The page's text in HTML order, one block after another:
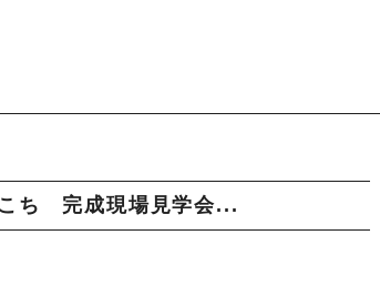
こち 完成現場見学会...